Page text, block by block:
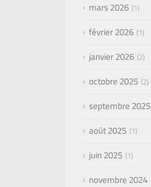
mars 2026 1
février 2026 1
janvier 2026 2
octobre 2025 2
septembre 2025
août 2025 1
juin 2025 1
novembre 2024